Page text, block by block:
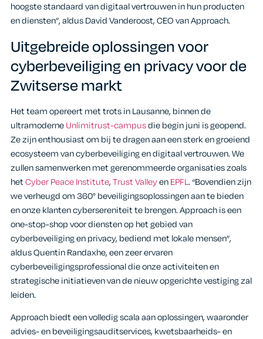
hoogste standaard van digitaal vertrouwen in hun producten
en diensten”, aldus David Vanderoost, CEO van Approach.
Uitgebreide oplossingen voor
cyberbeveiliging en privacy voor de
Zwitserse markt
Het team opereert met trots in Lausanne, binnen de
ultramoderneUnlimitrust-campusdie begin juni is geopend.
Ze zijn enthousiast om bij te dragen aan een sterk en groeiend
ecosysteem van cyberbeveiliging en digitaal vertrouwen. We
zullen samenwerken met gerenommeerde organisaties zoals
hetCyber Peace Institute,Trust ValleyenEPFL. “Bovendien zijn
we verheugd om 360° beveiligingsoplossingen aan te bieden
en onze klanten cybersereniteit te brengen. Approach is een
one-stop-shop voor diensten op het gebied van
cyberbeveiliging en privacy, bediend met lokale mensen”,
aldus Quentin Randaxhe, een zeer ervaren
cyberbeveiligingsprofessional die onze activiteiten en
strategische initiatieven van de nieuw opgerichte vestiging zal
leiden.
Approach biedt een volledig scala aan oplossingen, waaronder
advies- en beveiligingsauditservices, kwetsbaarheids- en